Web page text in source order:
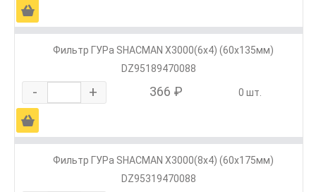
Ä
Фильтр ГУРа SHACMAN X3000(6х4) (60х135мм)
DZ95189470088
- + 366 ₽ 0 шт.
Ä
Фильтр ГУРа SHACMAN X3000(8х4) (60х175мм)
DZ95319470088